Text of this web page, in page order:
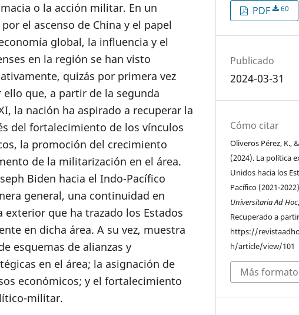
o la acción militar. En un
el ascenso de China y el papel
global, la influencia y el
en la región se han visto
quizás por primera vez
ello que, a partir de la segunda
la nación ha aspirado a recuperar la
del fortalecimiento de los vínculos
la promoción del crecimiento
de la militarización en el área.
Biden hacia el Indo-Pacífico
general, una continuidad en
exterior que ha trazado los Estados
en dicha área. A su vez, muestra
esquemas de alianzas y
en el área; la asignación de
económicos; y el fortalecimiento
militar.
PDF 60
Publicado
2024-03-31
Cómo citar
Oliveros Pérez, K.,
(2024). La política
Unidos hacia los
Pacífico (2021-
Universitaria Ad Hoc
Recuperado a
https://
h/article/view/101
Más